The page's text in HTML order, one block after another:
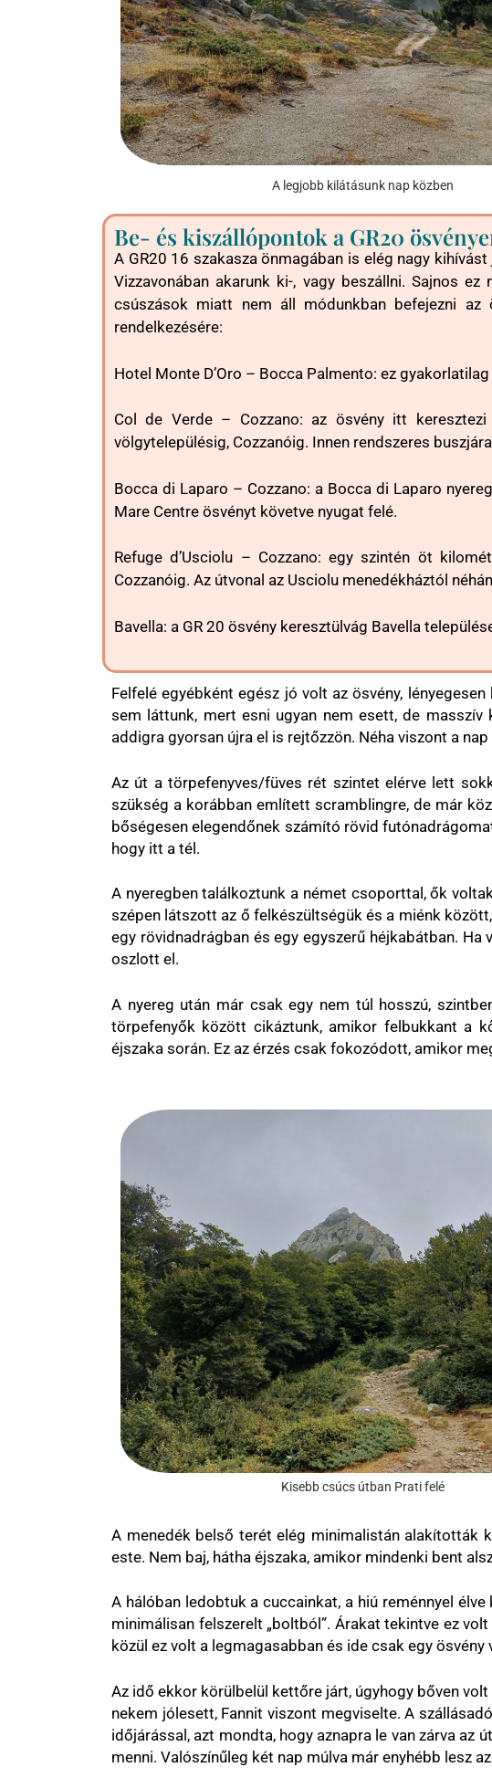
A legjobb kilátásunk nap közben
Be- és kiszállópontok a GR20
A GR20 16 szakasza önmagában is elég nagy
Vizzavonában akarunk ki-, vagy beszállni. Sajnos
csúszások miatt nem áll módunkban befejezni
rendelkezésére:
Hotel Monte D’Oro – Bocca Palmento: ez
Col de Verde – Cozzano: az ösvény itt
völgytelepülésig, Cozzanóig. Innen rendszeres
Bocca di Laparo – Cozzano: a Bocca di Laparo
Mare Centre ösvényt követve nyugat felé.
Refuge d’Usciolu – Cozzano: egy szintén öt
Cozzanóig. Az útvonal az Usciolu menedékháztól
Bavella: a GR 20 ösvény keresztülvág Bavella
Felfelé egyébként egész jó volt az ösvény,
sem láttunk, mert esni ugyan nem esett, de
addigra gyorsan újra el is rejtőzzön. Néha viszont a
Az út a törpefenyves/füves rét szintet elérve lett
szükség a korábban említett scramblingre, de már
bőségesen elegendőnek számító rövid
hogy itt a tél.
A nyeregben találkoztunk a német csoporttal, ők
szépen látszott az ő felkészültségük és a miénk
egy rövidnadrágban és egy egyszerű héjkabátban.
oszlott el.
A nyereg után már csak egy nem túl hosszú,
törpefenyők között cikáztunk, amikor felbukkant a
éjszaka során. Ez az érzés csak fokozódott, amikor
Kisebb csúcs útban Prati felé
A menedék belső terét elég minimalistán alakították
este. Nem baj, hátha éjszaka, amikor mindenki bent
A hálóban ledobtuk a cuccainkat, a hiú reménnyel
minimálisan felszerelt „boltból”. Árakat tekintve ez
közül ez volt a legmagasabban és ide csak egy ösvény
Az idő ekkor körülbelül kettőre járt, úgyhogy bőven
nekem jólesett, Fannit viszont megviselte. A
időjárással, azt mondta, hogy aznapra le van zárva az
menni. Valószínűleg két nap múlva már enyhébb lesz